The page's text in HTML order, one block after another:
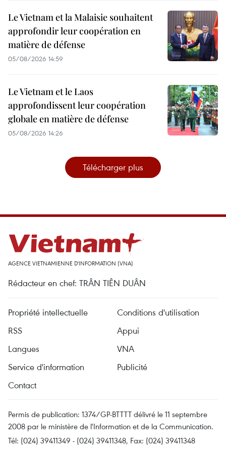
Le Vietnam et la Malaisie souhaitent
approfondir leur coopération en
matière de défense
05/08/2026 14:59
Le Vietnam et le Laos
approfondissent leur coopération
globale en matière de défense
05/08/2026 14:26
Télécharger plus
AGENCE VIETNAMIENNE D'INFORMATION (VNA)
Rédacteur en chef: TRÂN TIÊN DUÂN
Propriété intellectuelle
Conditions d'utilisation
RSS
Appui
Langues
VNA
Service d'information
Publicité
Contact
Permis de publication: 1374/GP-BTTTT délivré le 11 septembre
2008 par le ministère de l'Information et de la Communication.
Tél: (024) 39411349 - (024) 39411348, Fax: (024) 39411348